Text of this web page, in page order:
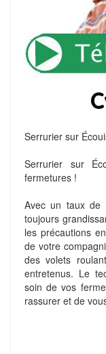
Serrurier sur
Serrurier sur
fermetures !
Avec un taux de
toujours
les précautions
de votre
des volets
entretenus. Le
soin de vos
rassurer et de